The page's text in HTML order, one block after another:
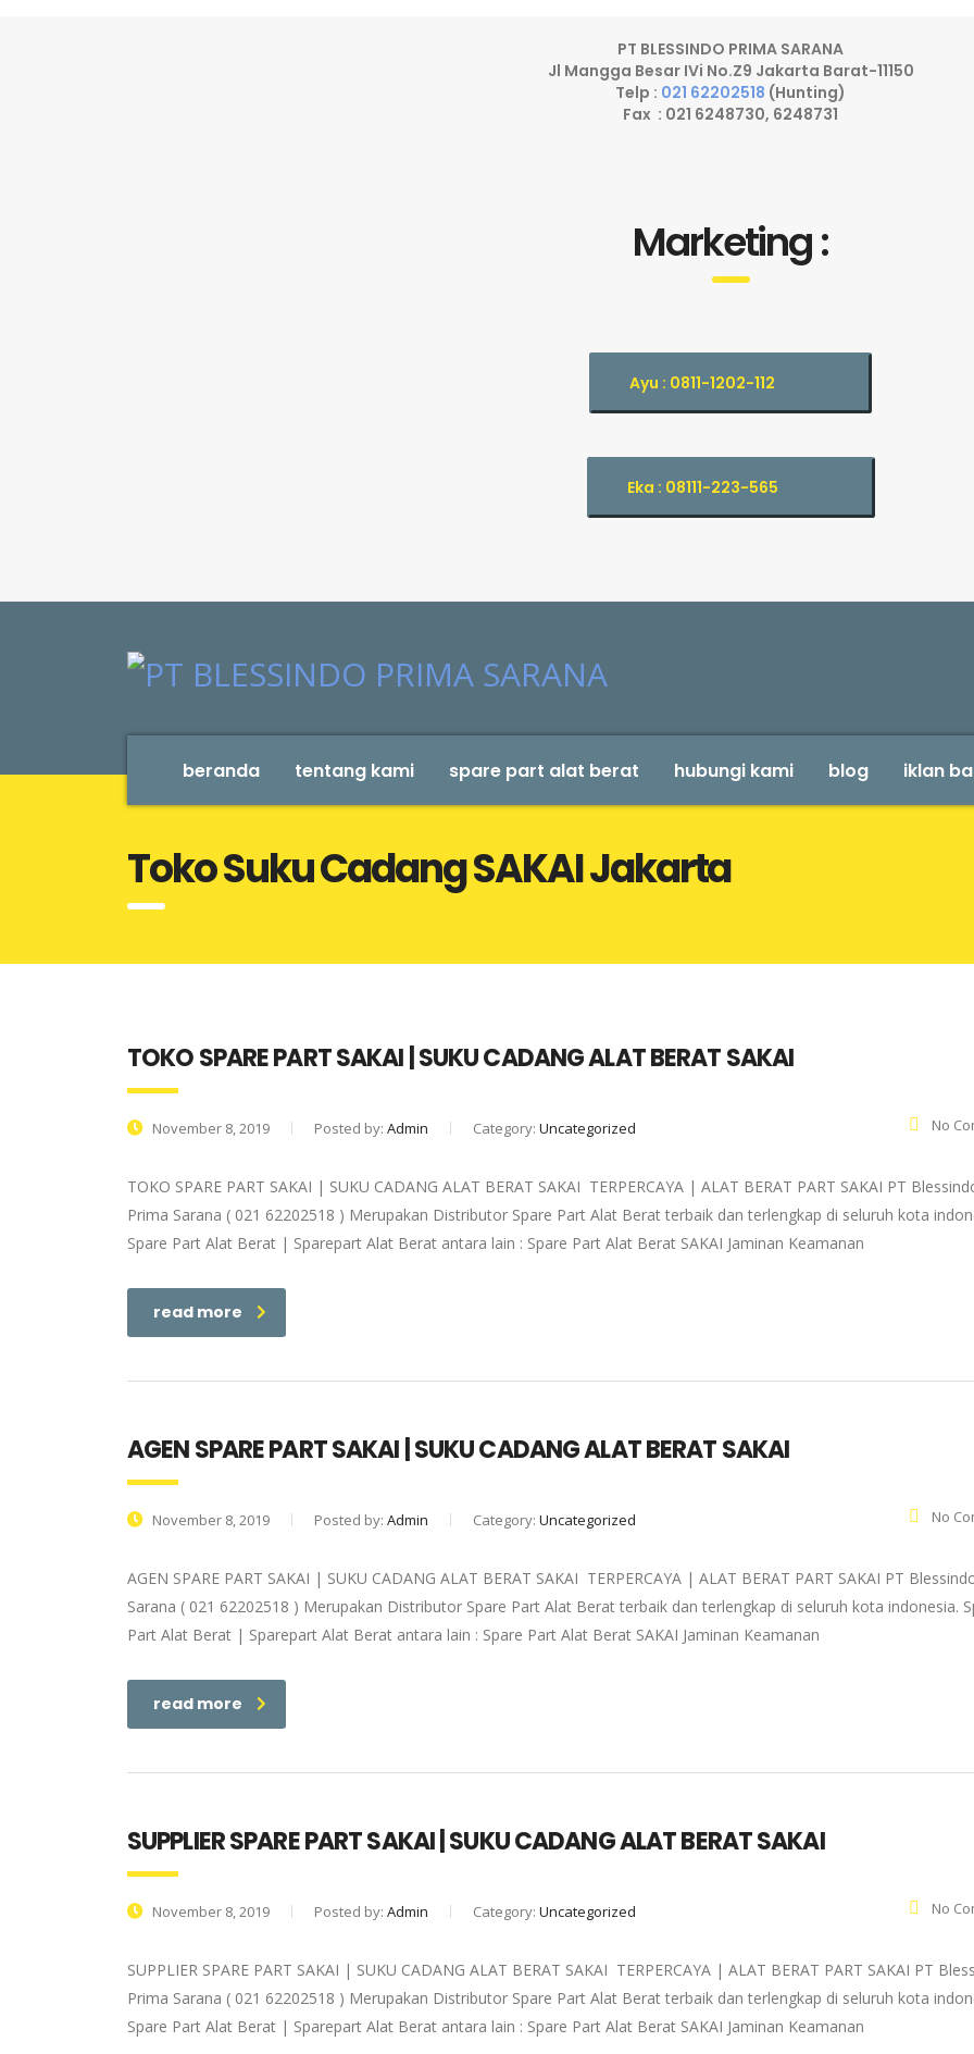
PT BLESSINDO PRIMA SARANA
Jl Mangga Besar IVi No.Z9 Jakarta Barat-11150
Telp : 021 62202518 (Hunting)
Fax : 021 6248730, 6248731
Marketing :
Ayu : 0811-1202-112
Eka : 08111-223-565
beranda tentang kami spare part alat berat hubungi kami blog iklan
Toko Suku Cadang SAKAI Jakarta
TOKO SPARE PART SAKAI | SUKU CADANG ALAT BERAT SAKAI
November 8, 2019 Posted by: Admin Category: Uncategorized No
TOKO SPARE PART SAKAI | SUKU CADANG ALAT BERAT SAKAI TERPERCAYA | ALAT BERAT PART SAKAI PT
Prima Sarana ( 021 62202518 ) Merupakan Distributor Spare Part Alat Berat terbaik dan terlengkap di seluruh kota
Spare Part Alat Berat | Sparepart Alat Berat antara lain : Spare Part Alat Berat SAKAI Jaminan Keamanan
read more
AGEN SPARE PART SAKAI | SUKU CADANG ALAT BERAT SAKAI
November 8, 2019 Posted by: Admin Category: Uncategorized No
AGEN SPARE PART SAKAI | SUKU CADANG ALAT BERAT SAKAI TERPERCAYA | ALAT BERAT PART SAKAI PT
Sarana ( 021 62202518 ) Merupakan Distributor Spare Part Alat Berat terbaik dan terlengkap di seluruh kota indonesia.
Part Alat Berat | Sparepart Alat Berat antara lain : Spare Part Alat Berat SAKAI Jaminan Keamanan
read more
SUPPLIER SPARE PART SAKAI | SUKU CADANG ALAT BERAT SAKAI
November 8, 2019 Posted by: Admin Category: Uncategorized No
SUPPLIER SPARE PART SAKAI | SUKU CADANG ALAT BERAT SAKAI TERPERCAYA | ALAT BERAT PART SAKAI PT
Prima Sarana ( 021 62202518 ) Merupakan Distributor Spare Part Alat Berat terbaik dan terlengkap di seluruh kota
Spare Part Alat Berat | Sparepart Alat Berat antara lain : Spare Part Alat Berat SAKAI Jaminan Keamanan